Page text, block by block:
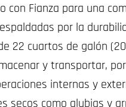
con Fianza para una
por la
22 cuartos de galón
y transportar,
internas y
secos como alubias y